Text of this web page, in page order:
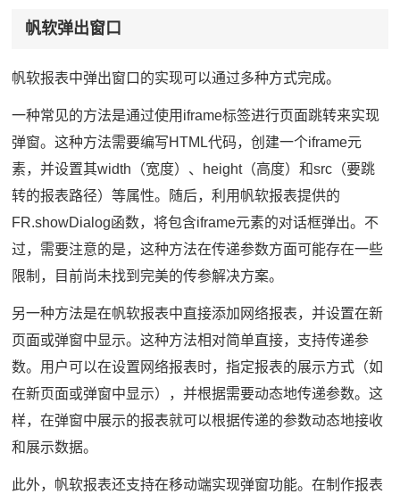
帆软弹出窗口
帆软报表中弹出窗口的实现可以通过多种方式完成。
一种常见的方法是通过使用iframe标签进行页面跳转来实现
弹窗。这种方法需要编写HTML代码，创建一个iframe元
素，并设置其width（宽度）、height（高度）和src（要跳
转的报表路径）等属性。随后，利用帆软报表提供的
FR.showDialog函数，将包含iframe元素的对话框弹出。不
过，需要注意的是，这种方法在传递参数方面可能存在一些
限制，目前尚未找到完美的传参解决方案。
另一种方法是在帆软报表中直接添加网络报表，并设置在新
页面或弹窗中显示。这种方法相对简单直接，支持传递参
数。用户可以在设置网络报表时，指定报表的展示方式（如
在新页面或弹窗中显示），并根据需要动态地传递参数。这
样，在弹窗中展示的报表就可以根据传递的参数动态地接收
和展示数据。
此外，帆软报表还支持在移动端实现弹窗功能。在制作报表